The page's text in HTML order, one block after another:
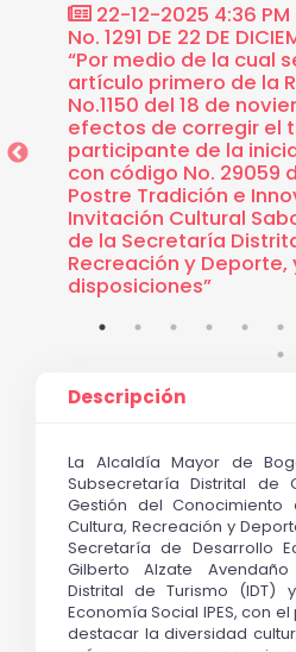
22-12-2025 4:36 PM
No. 1291 DE 22 DE
“Por medio de la cual
artículo primero de la
No.1150 del 18 de
efectos de corregir el
participante de la
con código No. 29059
Postre Tradición e
Invitación Cultural
de la Secretaría
Recreación y
disposiciones”
Descripción
La Alcaldía Mayor de
Subsecretaría Distrital de
Gestión del
Cultura, Recreación y
Secretaría de Desarrollo
Gilberto Alzate
Distrital de Turismo (IDT)
Economía Social IPES, con
destacar la diversidad